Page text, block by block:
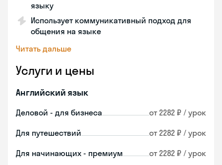
языку
Использует коммуникативный подход для
общения на языке
Читать дальше
Услуги и цены
Английский язык
Деловой - для бизнеса от 2282 ₽ / урок
Для путешествий от 2282 ₽ / урок
Для начинающих - премиум от 2282 ₽ / урок